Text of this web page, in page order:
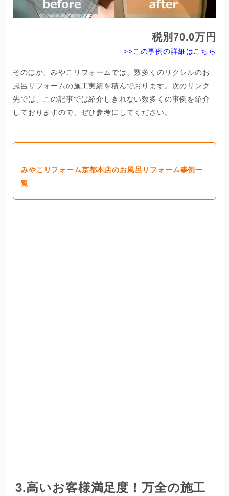
税別70.0万円
>>この事例の詳細はこちら
そのほか、みやこリフォームでは、数多くのリクシルのお
風呂リフォームの施工実績を積んでおります。次のリンク
先では、この記事では紹介しきれない数多くの事例を紹介
しておりますので、ぜひ参考にしてください。
みやこリフォーム京都本店のお風呂リフォーム事例一
覧
3.高いお客様満足度！万全の施工